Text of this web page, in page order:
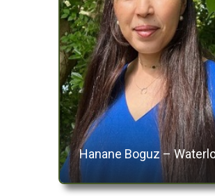
Hanane Boguz –